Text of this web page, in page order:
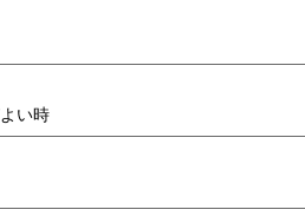
い時